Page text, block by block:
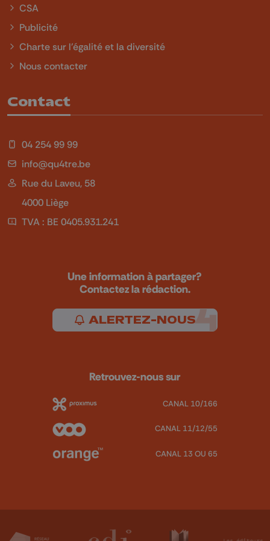
CSA
Publicité
Charte sur l'égalité et la diversité
Nous contacter
Contact
04 254 99 99
info@qu4tre.be
Rue du Laveu, 58
4000 Liège
TVA : BE 0405.931.241
Une information à partager?
Contactez la rédaction.
ALERTEZ-NOUS
Retrouvez-nous sur
CANAL 10/166
CANAL 11/12/55
CANAL 13 OU 65